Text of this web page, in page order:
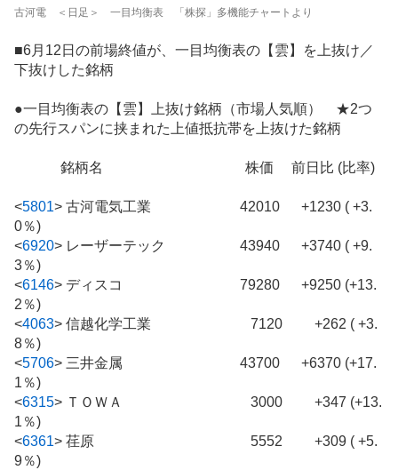
古河電 ＜日足＞ 一目均衡表 「株探」多機能チャートより
■6月12日の前場終値が、一目均衡表の【雲】を上抜け／
下抜けした銘柄
●一目均衡表の【雲】上抜け銘柄（市場人気順） ★2つ
の先行スパンに挟まれた上値抵抗帯を上抜けた銘柄
銘柄名 株価 前日比 (比率)
<5801> 古河電気工業 42010 +1230 ( +3.
0％)
<6920> レーザーテック 43940 +3740 ( +9.
3％)
<6146> ディスコ 79280 +9250 (+13.
2％)
<4063> 信越化学工業 7120 +262 ( +3.
8％)
<5706> 三井金属 43700 +6370 (+17.
1％)
<6315> ＴＯＷＡ 3000 +347 (+13.
1％)
<6361> 荏原 5552 +309 ( +5.
9％)